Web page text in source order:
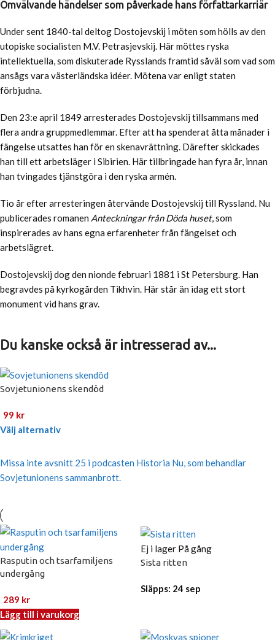
Omvälvande händelser som påverkade hans författarkarriär
Under sent 1840-tal deltog Dostojevskij i möten som hölls av den
utopiske socialisten M.V. Petrasjevskij. Här möttes ryska
intellektuella, som diskuterade Rysslands framtid såväl som vad som
ansågs vara västerländska idéer. Mötena var enligt staten
förbjudna.
Den 23:e april 1849 arresterades Dostojevskij tillsammans med
flera andra gruppmedlemmar. Efter att ha spenderat åtta månader i
fängelse utsattes han för en skenavrättning. Därefter skickades
han till ett arbetsläger i Sibirien. Här tillbringade han fyra år, innan
han tvingades tjänstgöra i den ryska armén.
Tio år efter arresteringen återvände Dostojevskij till Ryssland. Nu
publicerades romanen Anteckningar från Döda huset, som
inspirerades av hans egna erfarenheter från fängelset och
arbetslägret.
Dostojevskij dog den nionde februari 1881 i St Petersburg. Han
begravdes på kyrkogården Tikhvin. Här står än idag ett stort
monument vid hans grav.
Du kanske också är intresserad av...
Sovjetunionens skendöd
99 kr
Välj alternativ
Missa inte avsnitt 25 i podcasten Historia Nu, som behandlar
Sovjetunionens sammanbrott.
Rasputin och tsarfamiljens
undergång
289 kr
Lägg till i varukorg
Ej i lager På gång
Sista ritten
Släpps: 24 sep